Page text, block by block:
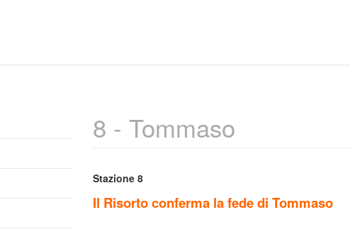
8 - Tommaso
Stazione 8
Il Risorto conferma la fede di Tommaso